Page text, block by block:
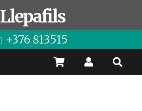
Llepafils
+376 813515